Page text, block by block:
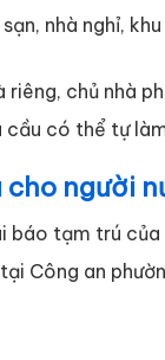
nhà nghỉ,
riêng, chủ nhà
cầu có thể tự
người
báo tạm trú của
Công an